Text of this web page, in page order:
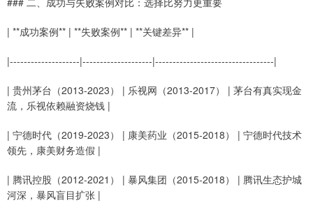
| **成功案例** | **失败案例** | **关键差异** |
|--------------------|--------------------|----------------------------------|
| 贵州茅台（2013-2023） | 乐视网（2013-2017） | 茅台有真实现金
流，乐视依赖融资烧钱 |
| 宁德时代（2019-2023） | 康美药业（2015-2018） | 宁德时代技术
领先，康美财务造假 |
| 腾讯控股（2012-2021） | 暴风集团（2015-2018） | 腾讯生态护城
河深，暴风盲目扩张 |